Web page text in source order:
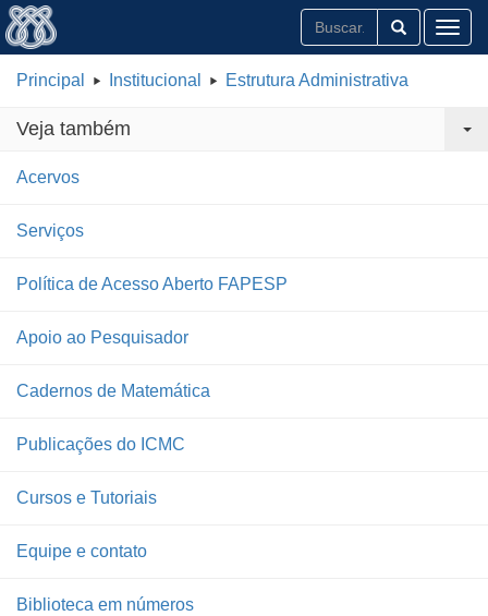
Principal Institucional Estrutura Administrativa
Veja também
Acervos
Serviços
Política de Acesso Aberto FAPESP
Apoio ao Pesquisador
Cadernos de Matemática
Publicações do ICMC
Cursos e Tutoriais
Equipe e contato
Biblioteca em números